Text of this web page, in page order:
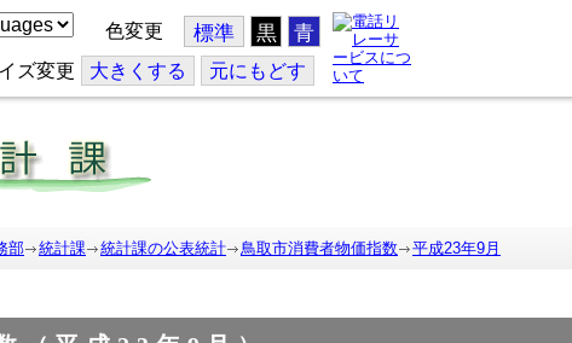
色変更 標準 黒 青
ズ変更 大きくする 元にもどす
部 統計課 統計課の公表統計 鳥取市消費者物価指数 平成23年9月